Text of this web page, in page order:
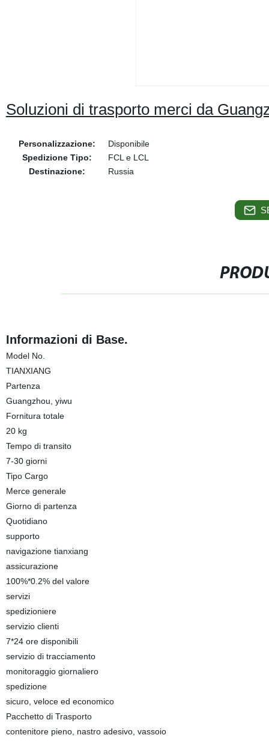
Soluzioni di trasporto merci da
Personalizzazione:
Disponibile
Spedizione Tipo:
FCL e LCL
Destinazione:
Russia
Informazioni di Base.
Model No.
TIANXIANG
Partenza
Guangzhou, yiwu
Fornitura totale
20 kg
Tempo di transito
7-30 giorni
Tipo Cargo
Merce generale
Giorno di partenza
Quotidiano
supporto
navigazione tianxiang
assicurazione
100%*0.2% del valore
servizi
spedizioniere
servizio clienti
7*24 ore disponibili
servizio di tracciamento
monitoraggio giornaliero
spedizione
sicuro, veloce ed economico
Pacchetto di Trasporto
contenitore pieno, nastro adesivo, vassoio